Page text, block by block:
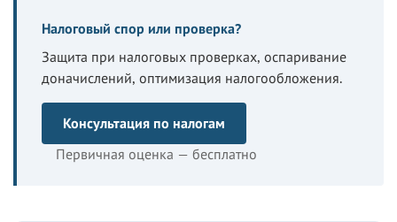
Налоговый спор или проверка?
Защита при налоговых проверках, оспаривание
доначислений, оптимизация налогообложения.
Консультация по налогам
Первичная оценка — бесплатно